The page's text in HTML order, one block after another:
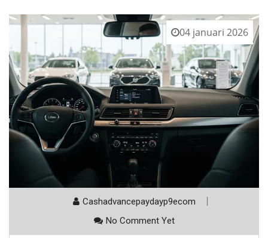
04 januari 2026
Cashadvancepaydayp9ecom
No Comment Yet